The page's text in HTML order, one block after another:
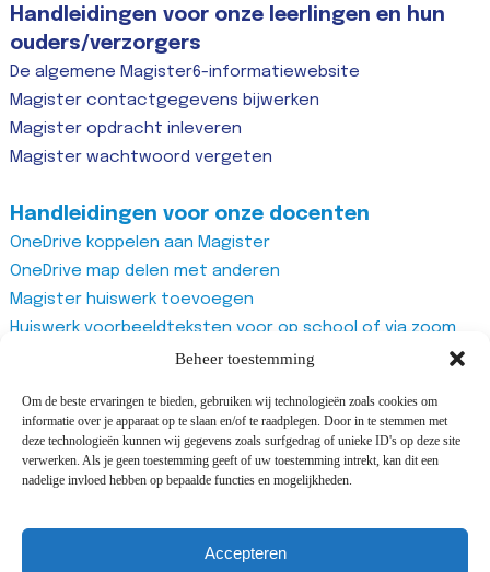
Beheer toestemming
Om de beste ervaringen te bieden, gebruiken wij technologieën zoals cookies om
informatie over je apparaat op te slaan en/of te raadplegen. Door in te stemmen met
deze technologieën kunnen wij gegevens zoals surfgedrag of unieke ID's op deze site
verwerken. Als je geen toestemming geeft of uw toestemming intrekt, kan dit een
nadelige invloed hebben op bepaalde functies en mogelijkheden.
Accepteren
Handleidingen voor onze leerlingen en hun
ouders/verzorgers
De algemene Magister6-informatiewebsite
Magister contactgegevens bijwerken
Magister opdracht inleveren
Magister wachtwoord vergeten
Handleidingen voor onze docenten
OneDrive koppelen aan Magister
OneDrive map delen met anderen
Magister huiswerk toevoegen
Huiswerk voorbeeldteksten voor op school of via zoom
Magister studiewijzers
Magister docentenhandleiding algemeen
Zoom account aanmaken
Zoom recurring meeting aanmaken
Vragenlijst van Office365 Forms gebruiken